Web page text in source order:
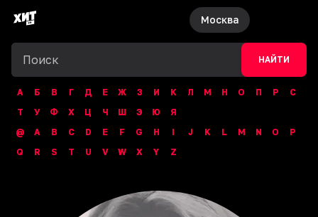
Москва
НАЙТИ
А Б В Г Д Е Ж З И К Л М Н О П Р
С
Т
У Ф Х Ц Ч Ш Э Ю
Я
@
A B C D E F G H I J K L M N O
P
Q
R S T U V W X Y Z